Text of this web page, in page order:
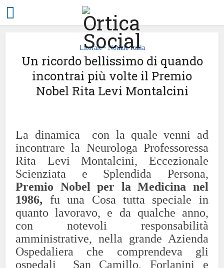
Litorale • Notizie Italia
Un ricordo bellissimo di quando
incontrai più volte il Premio
Nobel Rita Levi Montalcini
La dinamica con la quale venni ad
incontrare la Neurologa Professoressa
Rita Levi Montalcini, Eccezionale
Scienziata e Splendida Persona,
Premio Nobel per la Medicina nel
1986, fu una Cosa tutta speciale in
quanto lavoravo, e da qualche anno,
con notevoli responsabilità
amministrative, nella grande Azienda
Ospedaliera che comprendeva gli
ospedali San Camillo, Forlanini e